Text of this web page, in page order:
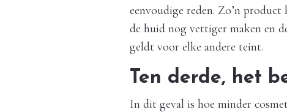
eenvoudige reden. Zo’n
de huid nog vettiger maken en
geldt voor elke andere teint.
Ten derde, het
In dit geval is hoe minder